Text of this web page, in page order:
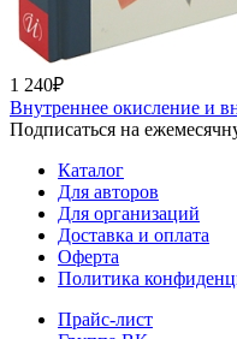
1 240₽
Внутреннее окисление и
Подписаться на
Каталог
Для авторов
Для организаций
Доставка и оплата
Оферта
Политика
Прайс-лист